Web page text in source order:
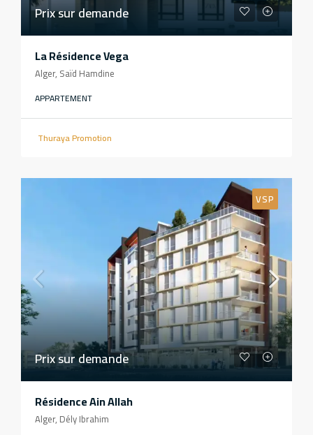
Prix sur demande
La Résidence Vega
Alger, Saïd Hamdine
APPARTEMENT
Thuraya Promotion
VSP
Prix sur demande
Résidence Ain Allah
Alger, Dély Ibrahim